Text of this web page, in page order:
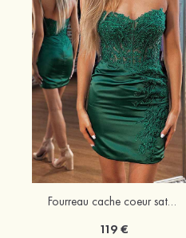
Fourreau cache coeur satin courte/mini robe de fête de la rentrée
119 €